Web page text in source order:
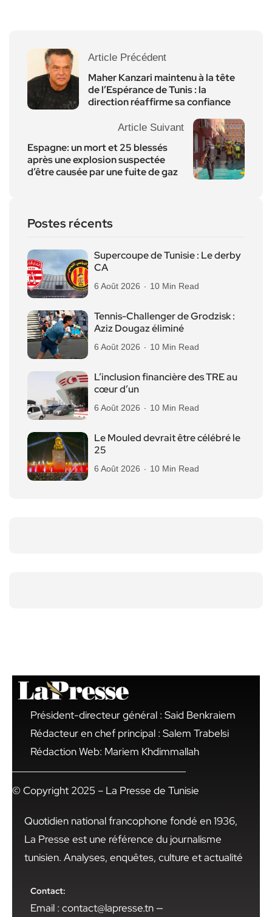
Article Précédent
Maher Kanzari maintenu à la tête
de l’Espérance de Tunis : la
direction réaffirme sa confiance
Article Suivant
Espagne: un mort et 25 blessés
après une explosion suspectée
d’être causée par une fuite de gaz
Postes récents
Supercoupe de Tunisie : Le derby
CA
6 Août 2026 10 Min Read
Tennis-Challenger de Grodzisk :
Aziz Dougaz éliminé
6 Août 2026 10 Min Read
L’inclusion financière des TRE au
cœur d’un
6 Août 2026 10 Min Read
Le Mouled devrait être célébré le
25
6 Août 2026 10 Min Read
Président-directeur général : Said Benkraiem
Rédacteur en chef principal : Salem Trabelsi
Rédaction Web: Mariem Khdimmallah
© Copyright 2025 – La Presse de Tunisie
Quotidien national francophone fondé en 1936,
La Presse est une référence du journalisme
tunisien. Analyses, enquêtes, culture et actualité
Contact:
Email : contact@lapresse.tn —